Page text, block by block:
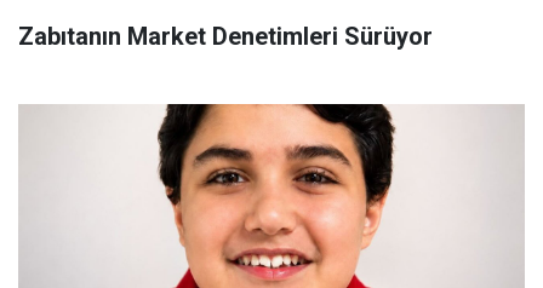
Zabıtanın Market Denetimleri Sürüyor